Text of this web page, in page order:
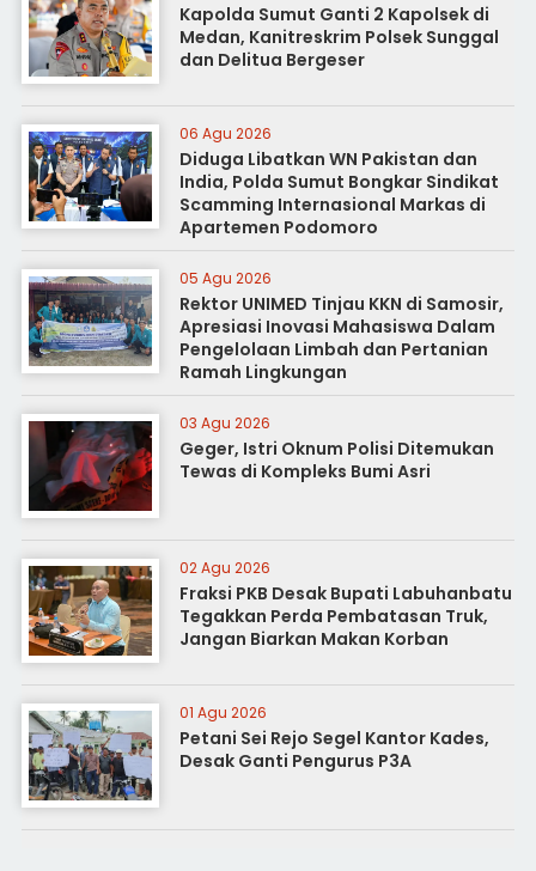
Kapolda Sumut Ganti 2 Kapolsek di
Medan, Kanitreskrim Polsek Sunggal
dan Delitua Bergeser
06 Agu 2026
Diduga Libatkan WN Pakistan dan
India, Polda Sumut Bongkar Sindikat
Scamming Internasional Markas di
Apartemen Podomoro
05 Agu 2026
Rektor UNIMED Tinjau KKN di Samosir,
Apresiasi Inovasi Mahasiswa Dalam
Pengelolaan Limbah dan Pertanian
Ramah Lingkungan
03 Agu 2026
Geger, Istri Oknum Polisi Ditemukan
Tewas di Kompleks Bumi Asri
02 Agu 2026
Fraksi PKB Desak Bupati Labuhanbatu
Tegakkan Perda Pembatasan Truk,
Jangan Biarkan Makan Korban
01 Agu 2026
Petani Sei Rejo Segel Kantor Kades,
Desak Ganti Pengurus P3A